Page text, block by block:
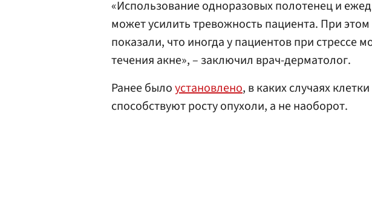
«Использование одноразовых полотенец и
может усилить тревожность пациента. При
показали, что иногда у пациентов при стрессе
течения акне», – заключил врач-дерматолог.
Ранее былоустановлено, в каких случаях
способствуют росту опухоли, а не наоборот.